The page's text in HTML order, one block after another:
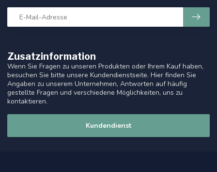
Zusatzinformation
Wenn Sie Fragen zu unseren Produkten oder Ihrem Kauf haben,
besuchen Sie bitte unsere Kundendienstseite. Hier finden Sie
Angaben zu unserem Unternehmen, Antworten auf häufig
gestellte Fragen und verschiedene Möglichkeiten, uns zu
kontaktieren.
Kundendienst